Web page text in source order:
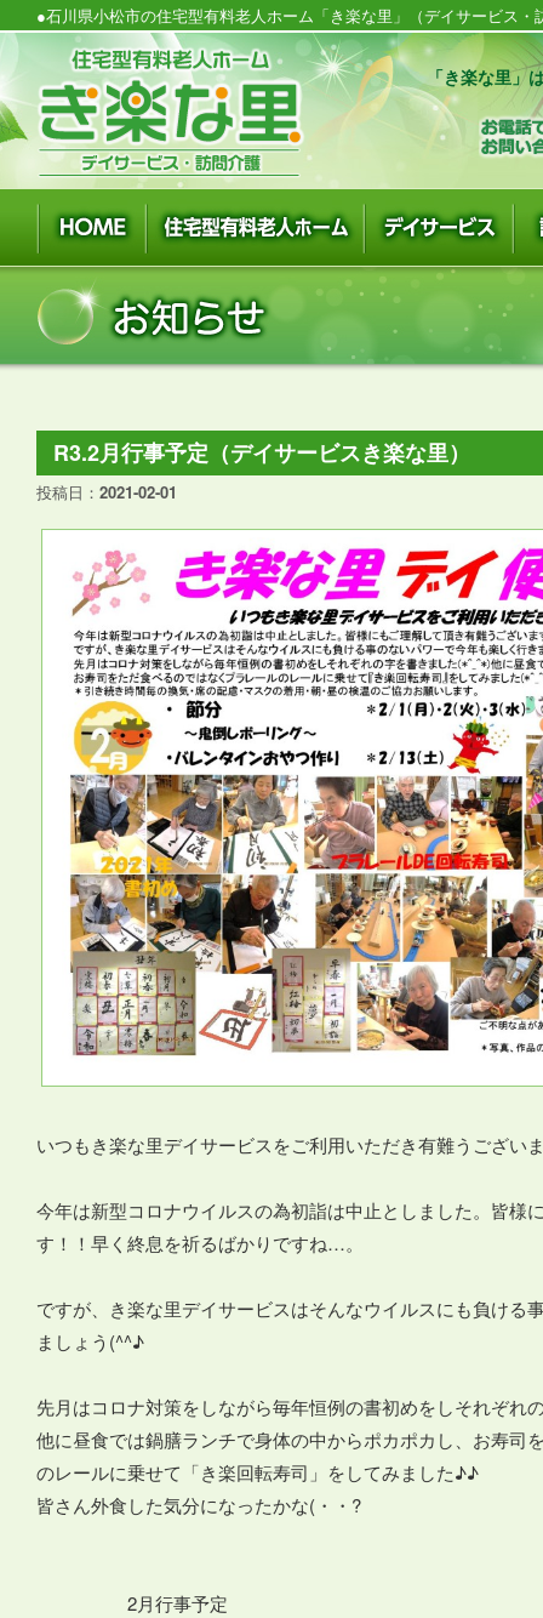
●石川県小松市の住宅型有料老人ホーム「き楽な里」（デイサービス
「き楽な里」
R3.2月行事予定（デイサービスき楽な里）
投稿日： 2021-02-01
いつもき楽な里デイサービスをご利用いただき有難うござい
今年は新型コロナウイルスの為初詣は中止としました。皆様
す！！早く終息を祈るばかりですね…。
ですが、き楽な里デイサービスはそんなウイルスにも負ける
ましょう(^^♪
先月はコロナ対策をしながら毎年恒例の書初めをしそれぞれ
他に昼食では鍋膳ランチで身体の中からポカポカし、お寿司
のレールに乗せて「き楽回転寿司」をしてみました♪♪
皆さん外食した気分になったかな(・・?
2月行事予定